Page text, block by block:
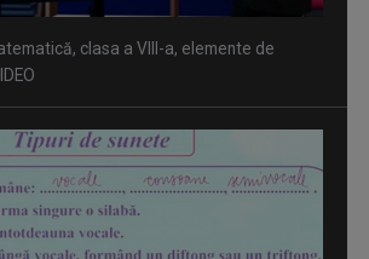
română, clasa a VIII-a, noțiuni de